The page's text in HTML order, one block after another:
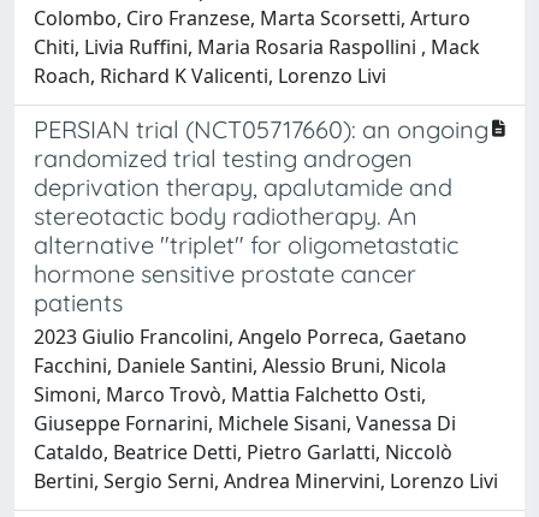
Colombo, Ciro Franzese, Marta Scorsetti, Arturo
Chiti, Livia Ruffini, Maria Rosaria Raspollini , Mack
Roach, Richard K Valicenti, Lorenzo Livi
PERSIAN trial (NCT05717660): an ongoing
randomized trial testing androgen
deprivation therapy, apalutamide and
stereotactic body radiotherapy. An
alternative "triplet" for oligometastatic
hormone sensitive prostate cancer
patients
2023 Giulio Francolini, Angelo Porreca, Gaetano
Facchini, Daniele Santini, Alessio Bruni, Nicola
Simoni, Marco Trovò, Mattia Falchetto Osti,
Giuseppe Fornarini, Michele Sisani, Vanessa Di
Cataldo, Beatrice Detti, Pietro Garlatti, Niccolò
Bertini, Sergio Serni, Andrea Minervini, Lorenzo Livi